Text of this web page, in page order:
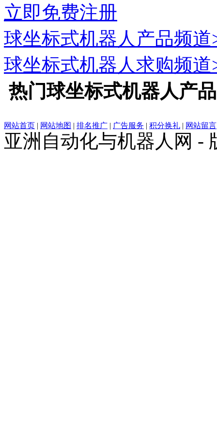
立即免费注册
球坐标式机器人 产品频道
球坐标式机器人求购频道
热门球坐标式机器人产品
网站首页 | 网站地图 | 排名推广 | 广告服务 | 积分换礼 | 网站留言
亚洲自动化与机器人网 -